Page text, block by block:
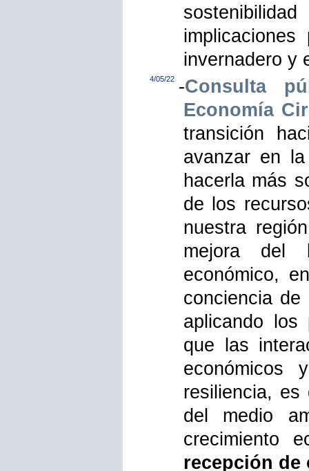
invernadero y
4/05/22 -Consulta
Economía
transición
avanzar en
hacerla más
de los
nuestra
mejora del
económico,
conciencia
aplicando los
que las
económicos
resiliencia, es
del medio
crecimiento
recepción de